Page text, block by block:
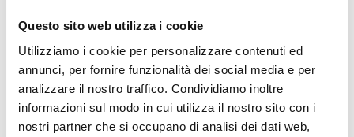
Questo sito web utilizza i cookie
Utilizziamo i cookie per personalizzare contenuti ed
annunci, per fornire funzionalità dei social media e per
analizzare il nostro traffico. Condividiamo inoltre
informazioni sul modo in cui utilizza il nostro sito con i
nostri partner che si occupano di analisi dei dati web,
Prossimi eventi
<li>Non ci sono eventi in questo luogo</li>